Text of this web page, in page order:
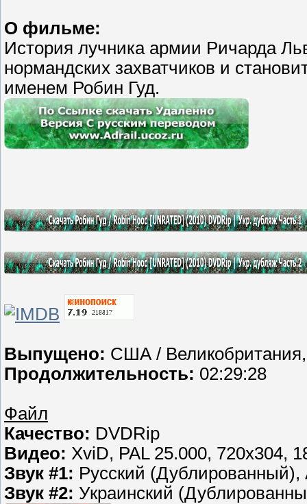
О фильме:
История лучника армии Ричарда
нормандских захватчиков и
именем Робин Гуд.
Выпущено: США /
Продолжительность: 02:29:28
Файл
Качество: DVDRip
Видео: XviD, PAL 25.000, 720х304,
Звук #1: Русский (Дублированный),
Звук #2: Украинский